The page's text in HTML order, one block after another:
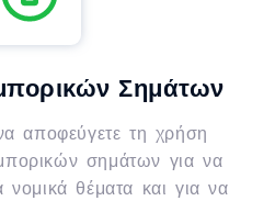
Σημάτων
αποφεύγετε τη χρήση
σημάτων για να
θέματα και για να